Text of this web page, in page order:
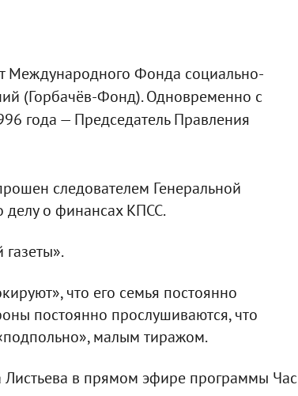
Международного Фонда социально-
(Горбачёв-Фонд). Одновременно с
года — Председатель Правления
следователем Генеральной
о финансах КПСС.
что его семья постоянно
постоянно прослушиваются, что
малым тиражом.
Листьева в прямом эфире программы Час